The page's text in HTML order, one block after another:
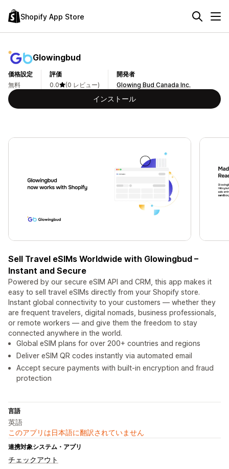
Shopify App Store
Glowingbud
価格設定
無料
評価
0.0
(0 レビュー)
開発者
Glowing Bud Canada Inc.
インストール
Sell Travel eSIMs Worldwide with Glowingbud –
Instant and Secure
Powered by our secure eSIM API and CRM, this app makes it
easy to sell travel eSIMs directly from your Shopify store.
Instant global connectivity to your customers — whether they
are frequent travelers, digital nomads, business professionals,
or remote workers — and give them the freedom to stay
connected anywhere in the world.
Global eSIM plans for over 200+ countries and regions
Deliver eSIM QR codes instantly via automated email
Accept secure payments with built-in encryption and fraud
protection
言語
英語
このアプリは日本語に翻訳されていません
連携対象システム・アプリ
チェックアウト